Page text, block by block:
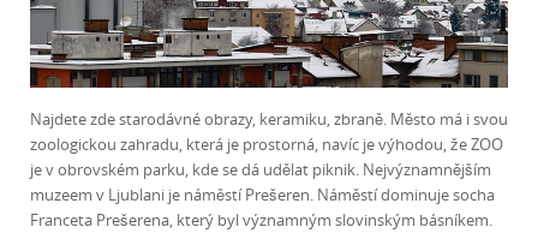
Najdete zde starodávné obrazy, keramiku, zbraně. Město má i svou
zoologickou zahradu, která je prostorná, navíc je výhodou, že ZOO
je v obrovském parku, kde se dá udělat piknik. Nejvýznamnějším
muzeem v Ljublani je náměstí Prešeren. Náměstí dominuje socha
Franceta Prešerena, který byl významným slovinským básníkem.